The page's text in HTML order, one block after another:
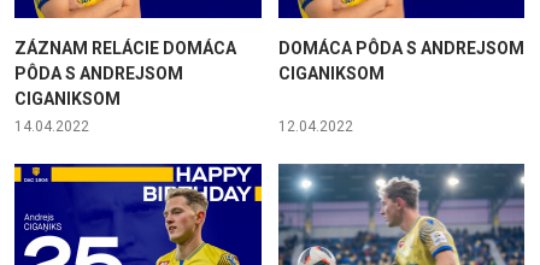
ZÁZNAM RELÁCIE DOMÁCA
PÔDA S ANDREJSOM
CIGANIKSOM
14.04.2022
DOMÁCA PÔDA S ANDREJSOM
CIGANIKSOM
12.04.2022